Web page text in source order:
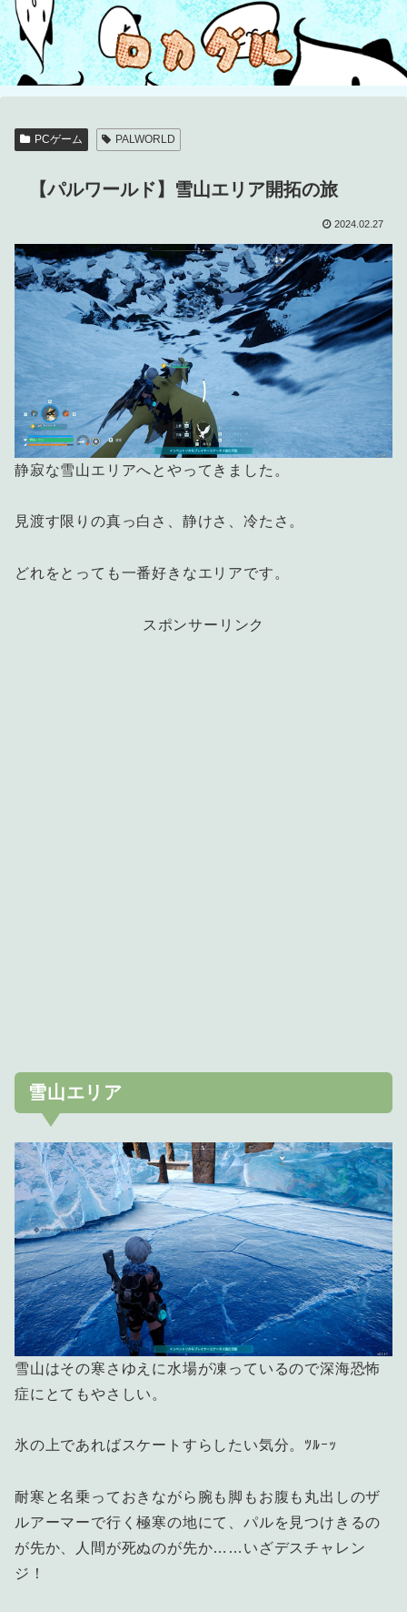
PCゲーム PALWORLD
【パルワールド】雪山エリア開拓の旅
2024.02.27
静寂な雪山エリアへとやってきました。
見渡す限りの真っ白さ、静けさ、冷たさ。
どれをとっても一番好きなエリアです。
スポンサーリンク
雪山エリア
雪山はその寒さゆえに水場が凍っているので深海恐怖
症にとてもやさしい。
氷の上であればスケートすらしたい気分。ﾂﾙｰｯ
耐寒と名乗っておきながら腕も脚もお腹も丸出しのザ
ルアーマーで行く極寒の地にて、パルを見つけきるの
が先か、人間が死ぬのが先か……いざデスチャレン
ジ！